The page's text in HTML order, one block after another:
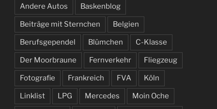
Andere Autos Baskenblog
Beiträge mit Sternchen Belgien
Berufsgependel Blümchen C-Klasse
Der Moorbraune Fernverkehr Fliegzeug
Fotografie Frankreich FVA Köln
Linklist LPG Mercedes Moin Oche